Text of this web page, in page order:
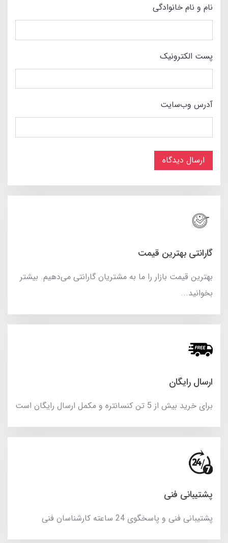
نام و نام خانوادگی
پست الکترونیک
آدرس وب‌سایت
ارسال دیدگاه
گارانتی بهترین قیمت
بهترین قیمت بازار را ما به مشتریان گارانتی می‌دهیم. بیشتر
بخوانید...
ارسال رایگان
برای خرید بیش از 5 تن کنسانتره و مکمل ارسال رایگان است
پشتیبانی فنی
پشتیبانی فنی و پاسخگوی 24 ساعته کارشناسان فنی